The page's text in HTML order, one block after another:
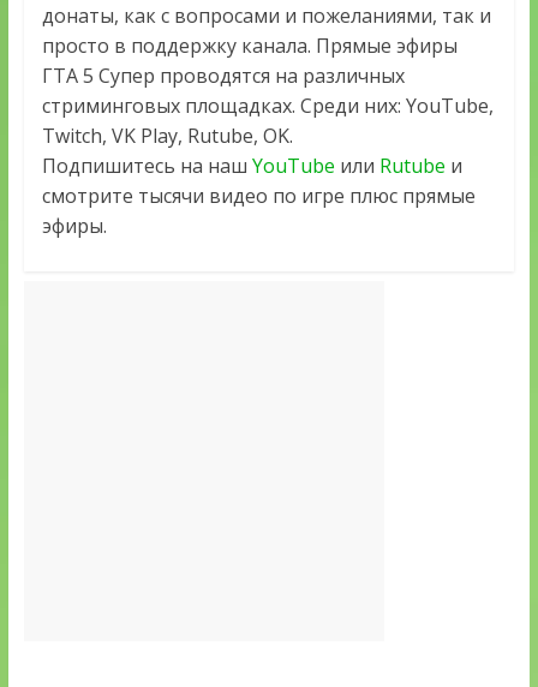
донаты, как с вопросами и пожеланиями, так и
просто в поддержку канала. Прямые эфиры
ГТА 5 Супер проводятся на различных
стриминговых площадках. Среди них: YouTube,
Twitch, VK Play, Rutube, OK.
Подпишитесь на наш YouTube или Rutube и
смотрите тысячи видео по игре плюс прямые
эфиры.